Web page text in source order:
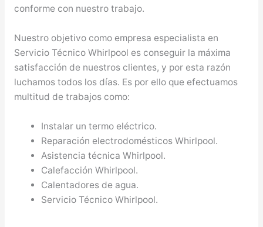
conforme con nuestro trabajo.
Nuestro objetivo como empresa especialista en
Servicio Técnico Whirlpool es conseguir la máxima
satisfacción de nuestros clientes, y por esta razón
luchamos todos los días. Es por ello que efectuamos
multitud de trabajos como:
Instalar un termo eléctrico.
Reparación electrodomésticos Whirlpool.
Asistencia técnica Whirlpool.
Calefacción Whirlpool.
Calentadores de agua.
Servicio Técnico Whirlpool.